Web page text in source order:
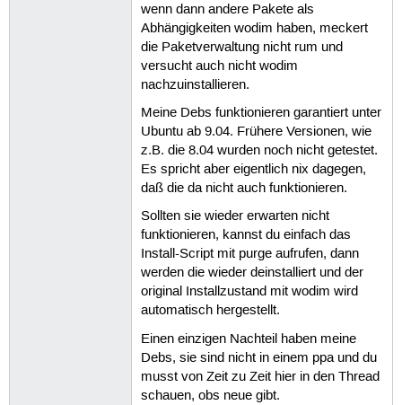
wenn dann andere Pakete als
Abhängigkeiten wodim haben, meckert
die Paketverwaltung nicht rum und
versucht auch nicht wodim
nachzuinstallieren.
Meine Debs funktionieren garantiert unter
Ubuntu ab 9.04. Frühere Versionen, wie
z.B. die 8.04 wurden noch nicht getestet.
Es spricht aber eigentlich nix dagegen,
daß die da nicht auch funktionieren.
Sollten sie wieder erwarten nicht
funktionieren, kannst du einfach das
Install-Script mit purge aufrufen, dann
werden die wieder deinstalliert und der
original Installzustand mit wodim wird
automatisch hergestellt.
Einen einzigen Nachteil haben meine
Debs, sie sind nicht in einem ppa und du
musst von Zeit zu Zeit hier in den Thread
schauen, obs neue gibt.